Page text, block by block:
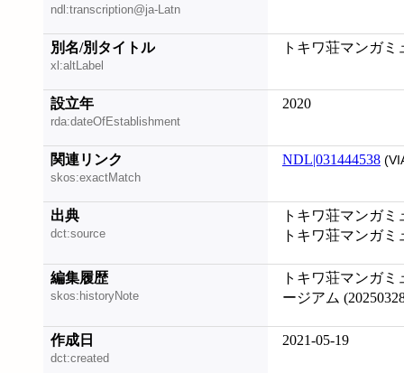
ndl:transcription@ja-Latn
別名/別タイトル
xl:altLabel
トキワ荘マンガミ
設立年
rda:dateOfEstablishment
2020
関連リンク
skos:exactMatch
NDL|031444538
出典
dct:source
トキワ荘マンガミ
トキワ荘マンガミ
編集履歴
skos:historyNote
トキワ荘マンガ
ージアム
作成日
dct:created
2021-05-19